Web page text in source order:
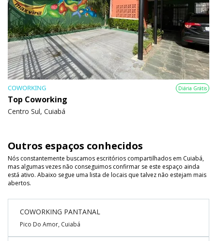
COWORKING Diária Grátis
Top Coworking
Centro Sul, Cuiabá
Outros espaços conhecidos
Nós constantemente buscamos escritórios compartilhados em Cuiabá,
mas algumas vezes não conseguimos confirmar se este espaço ainda
está ativo. Abaixo segue uma lista de locais que talvez não estejam mais
abertos.
COWORKING PANTANAL
Pico Do Amor, Cuiabá